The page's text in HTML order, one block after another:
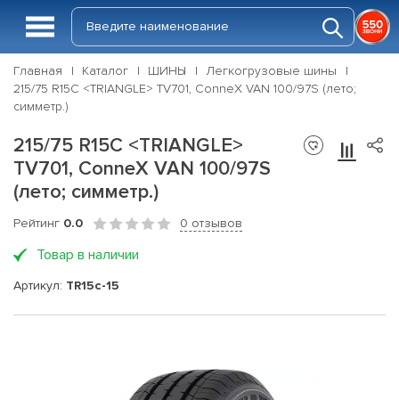
Главная Каталог ШИНЫ
Легкогрузовые шины
215/75 R15C <TRIANGLE> TV701, ConneX VAN 100/97S (лето;
симметр.)
215/75 R15C <TRIANGLE>
TV701, ConneX VAN 100/97S
(лето; симметр.)
Рейтинг 0.0 0 отзывов
Товар в наличии
Артикул: TR15c-15